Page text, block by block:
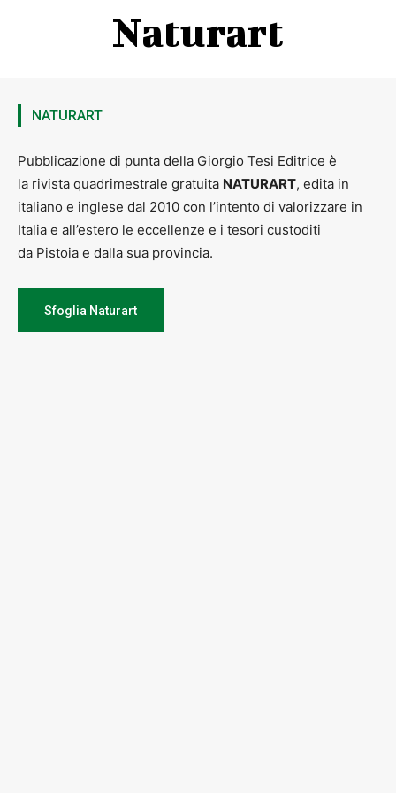
Naturart
NATURART
Pubblicazione di punta della Giorgio Tesi Editrice è
la rivista quadrimestrale gratuita NATURART, edita in
italiano e inglese dal 2010 con l’intento di valorizzare in
Italia e all’estero le eccellenze e i tesori custoditi
da Pistoia e dalla sua provincia.
Sfoglia Naturart